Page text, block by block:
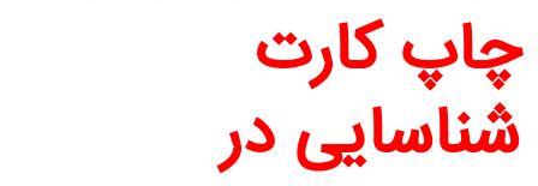
چاپ کارت
شناسایی در